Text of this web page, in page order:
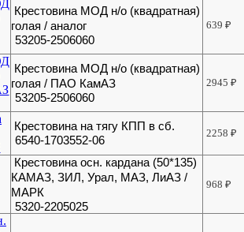
Крестовина МОД н/о (квадратная)
голая / аналог
53205-2506060
639₽
Крестовина МОД н/о (квадратная)
голая / ПАО КамАЗ
53205-2506060
2945₽
Крестовина на тягу КПП в сб.
6540-1703552-06
2258₽
Крестовина осн. кардана (50*135)
КАМАЗ, ЗИЛ, Урал, МАЗ, ЛиАЗ /
МАРК
5320-2205025
968₽